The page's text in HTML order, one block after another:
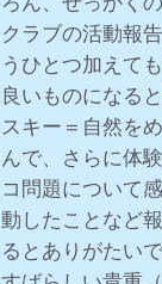
クラブの活動報
うひとつ加えて
良いものになる
スキー＝自然を
んで、さらに体
コ問題について
動したことなど
るとありがたい